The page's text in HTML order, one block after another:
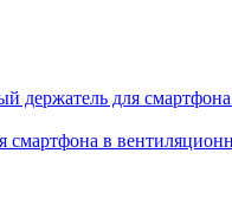
смартфона в